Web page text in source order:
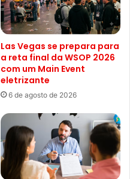
Las Vegas se prepara para
a reta final da WSOP 2026
com um Main Event
eletrizante
6 de agosto de 2026